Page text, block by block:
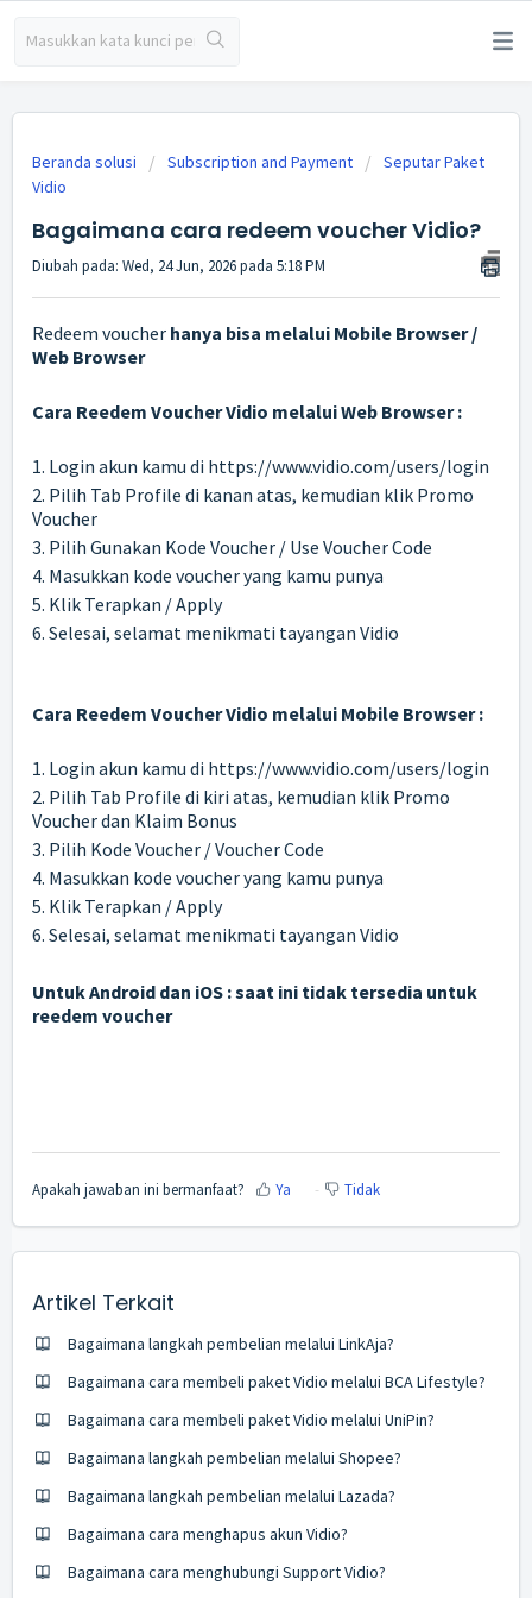
Beranda solusi Subscription and Payment
Seputar Paket
Vidio
Bagaimana cara redeem voucher Vidio?
Diubah pada: Wed, 24 Jun, 2026 pada 5:18 PM
Redeem voucher hanya bisa melalui Mobile Browser /
Web Browser
Cara Reedem Voucher Vidio melalui Web Browser :
1. Login akun kamu di https://www.vidio.com/users/login
2. Pilih Tab Profile di kanan atas, kemudian klik Promo
Voucher
3. Pilih Gunakan Kode Voucher / Use Voucher Code
4. Masukkan kode voucher yang kamu punya
5. Klik Terapkan / Apply
6. Selesai, selamat menikmati tayangan Vidio
Cara Reedem Voucher Vidio melalui Mobile Browser :
1. Login akun kamu di https://www.vidio.com/users/login
2. Pilih Tab Profile di kiri atas, kemudian klik Promo
Voucher dan Klaim Bonus
3. Pilih Kode Voucher / Voucher Code
4. Masukkan kode voucher yang kamu punya
5. Klik Terapkan / Apply
6. Selesai, selamat menikmati tayangan Vidio
Untuk Android dan iOS : saat ini tidak tersedia untuk
reedem voucher
Apakah jawaban ini bermanfaat? Ya Tidak
Artikel Terkait
Bagaimana langkah pembelian melalui LinkAja?
Bagaimana cara membeli paket Vidio melalui BCA Lifestyle?
Bagaimana cara membeli paket Vidio melalui UniPin?
Bagaimana langkah pembelian melalui Shopee?
Bagaimana langkah pembelian melalui Lazada?
Bagaimana cara menghapus akun Vidio?
Bagaimana cara menghubungi Support Vidio?